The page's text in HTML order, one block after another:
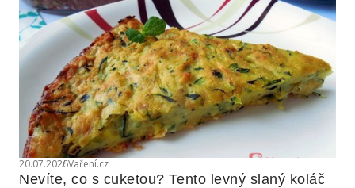
20.07.2026Vaření.cz
Nevíte, co s cuketou? Tento levný slaný koláč